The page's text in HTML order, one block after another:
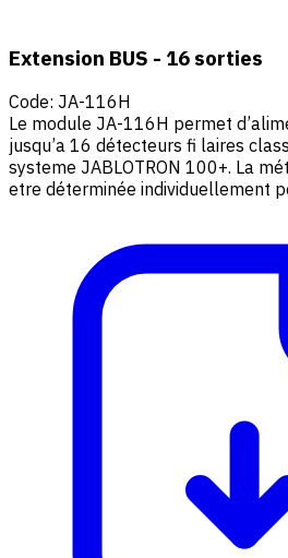
Extension BUS - 16 sorties
Code: JA-116H
Le module JA-116H permet
jusqu’a 16 détecteurs fi laires
systeme JABLOTRON 100+. La
etre déterminée individuellement